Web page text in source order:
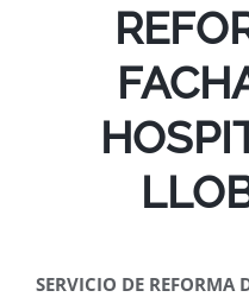
SERVICIO DE REFORMA